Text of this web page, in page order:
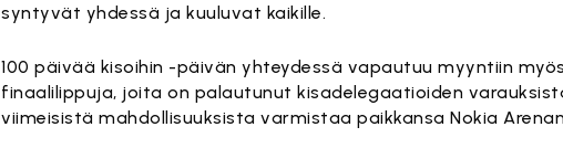
syntyvät yhdessä ja kuuluvat kaikille.
100 päivää kisoihin -päivän yhteydessä vapautuu myyntiin
finaalilippuja, joita on palautunut kisadelegaatioiden
viimeisistä mahdollisuuksista varmistaa paikkansa Nokia